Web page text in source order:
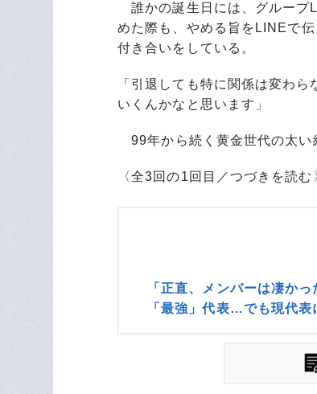
誰かの誕生日には、グループ
めた際も、やめる旨をLINEで
付き合いをしている。
「引退しても特に関係は変わ
いくんかなと思います」
99年から続く黄金世代の太い
〈全3回の1回目／つづきを読む
「正直、メンバーは凄か
「最強」代表…でも現代表